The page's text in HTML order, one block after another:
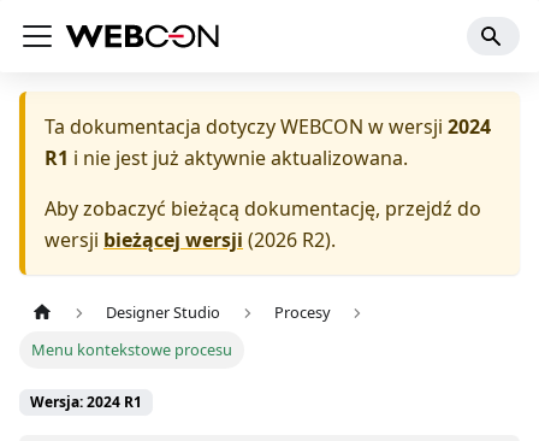
Ta dokumentacja dotyczyWEBCON w wersji 2024
R1 i nie jest już aktywnie aktualizowana.
Aby zobaczyć bieżącą dokumentację, przejdź do
wersji bieżącej wersji (2026 R2).
Designer Studio
Procesy
Menu kontekstowe procesu
Wersja: 2024 R1